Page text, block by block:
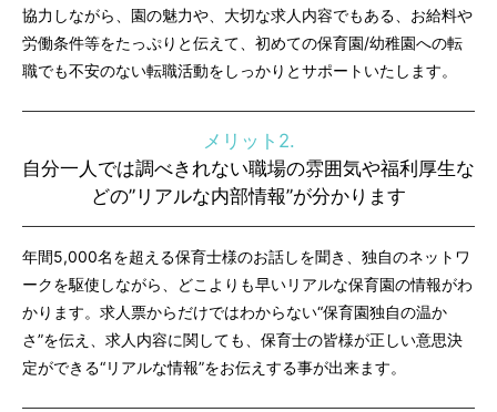
協力しながら、園の魅力や、大切な求人内容でもある、お給料や
労働条件等をたっぷりと伝えて、初めての保育園/幼稚園への転
職でも不安のない転職活動をしっかりとサポートいたします。
メリット2.
自分一人では調べきれない職場の雰囲気や福利厚生な
どの”リアルな内部情報”が分かります
年間5,000名を超える保育士様のお話しを聞き、独自のネットワ
ークを駆使しながら、どこよりも早いリアルな保育園の情報がわ
かります。求人票からだけではわからない“保育園独自の温か
さ”を伝え、求人内容に関しても、保育士の皆様が正しい意思決
定ができる“リアルな情報”をお伝えする事が出来ます。